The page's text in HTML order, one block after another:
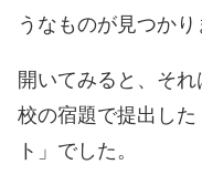
うなものが見つかり
開いてみると、そ
校の宿題で提出し
ト」でした。